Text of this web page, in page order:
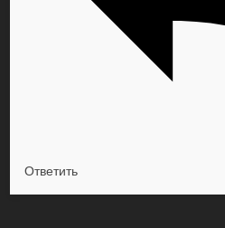
Ответить